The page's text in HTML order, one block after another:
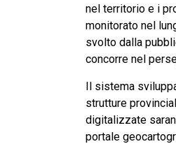
nel territorio e i
monitorato nel
svolto dalla
concorre nel
Il sistema
strutture
digitalizzate
portale